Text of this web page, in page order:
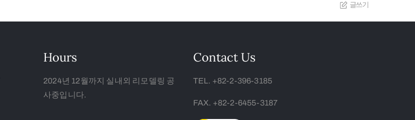
글쓰기
Hours
2024년 12월까지 실내외 리모델링 공
사중입니다.
Contact Us
TEL. +82-2-396-3185
FAX. +82-2-6455-3187